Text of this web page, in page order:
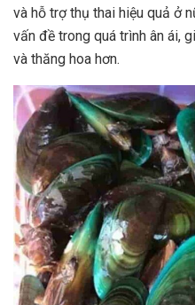
và hỗ trợ thụ thai hiệu quả ở
vấn đề trong quá trình ân ái,
và thăng hoa hơn.